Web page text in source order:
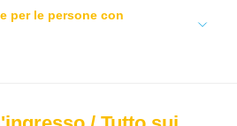
per le persone con